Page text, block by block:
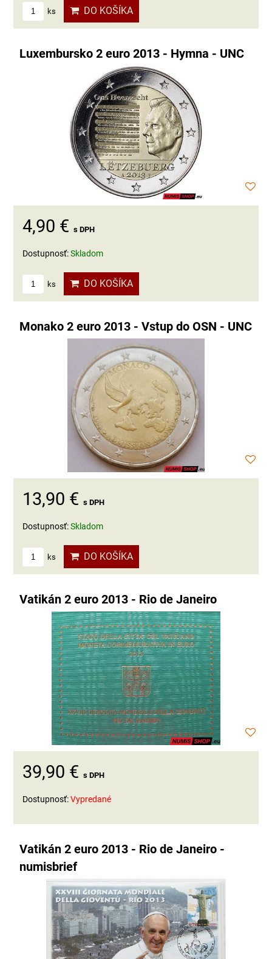
ks DO KOŠÍKA
Luxembursko 2 euro 2013 - Hymna - UNC
4,90 € s DPH
Dostupnosť:Skladom
ks DO KOŠÍKA
Monako 2 euro 2013 - Vstup do OSN - UNC
13,90 € s DPH
Dostupnosť:Skladom
ks DO KOŠÍKA
Vatikán 2 euro 2013 - Rio de Janeiro
39,90 € s DPH
Dostupnosť:Vypredané
Vatikán 2 euro 2013 - Rio de Janeiro -
numisbrief